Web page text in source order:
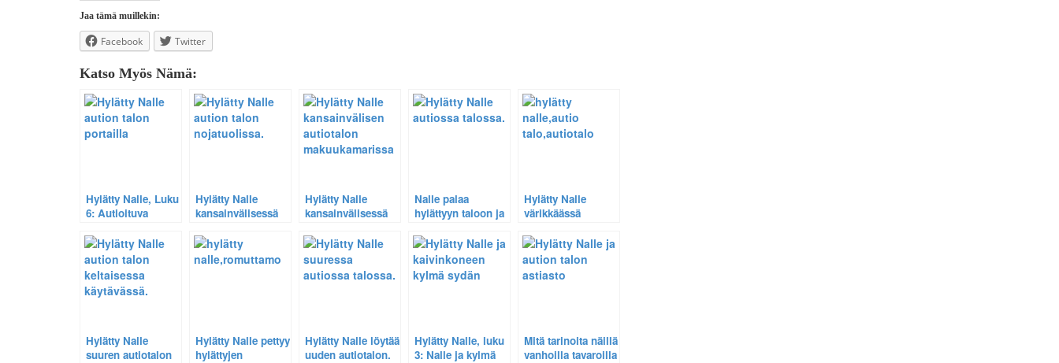
Jaa tämä muillekin:
Facebook Twitter
Katso Myös Nämä:
Hylätty Nalle, Luku
6: Autioituva
Hylätty Nalle
kansainvälisessä
Katso video.
Hylätty Nalle
kansainvälisessä
Nalle palaa
hylättyyn taloon ja
toteutumattomat
lupaukset.
Hylätty Nalle
värikkäässä
Kuvaromaanin 15.
luku.
Hylätty Nalle
suuren autiotalon
Hylätty Nalle pettyy
hylättyjen
Hylätty Nalle löytää
uuden autiotalon.
Hylätty Nalle, luku
3: Nalle ja kylmä
Mitä tarinoita näillä
vanhoilla tavaroilla